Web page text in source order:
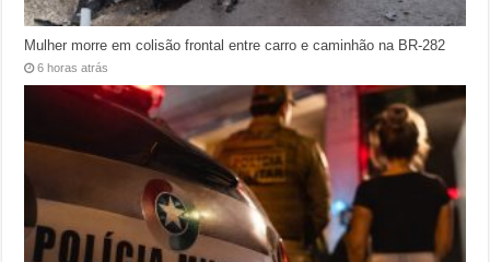
Mulher morre em colisão frontal entre carro e caminhão na BR-282
6 horas atrás